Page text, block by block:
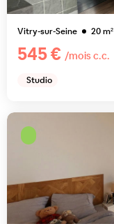
Vitry-sur-Seine 20m²
545 € /mois c.c.
Studio